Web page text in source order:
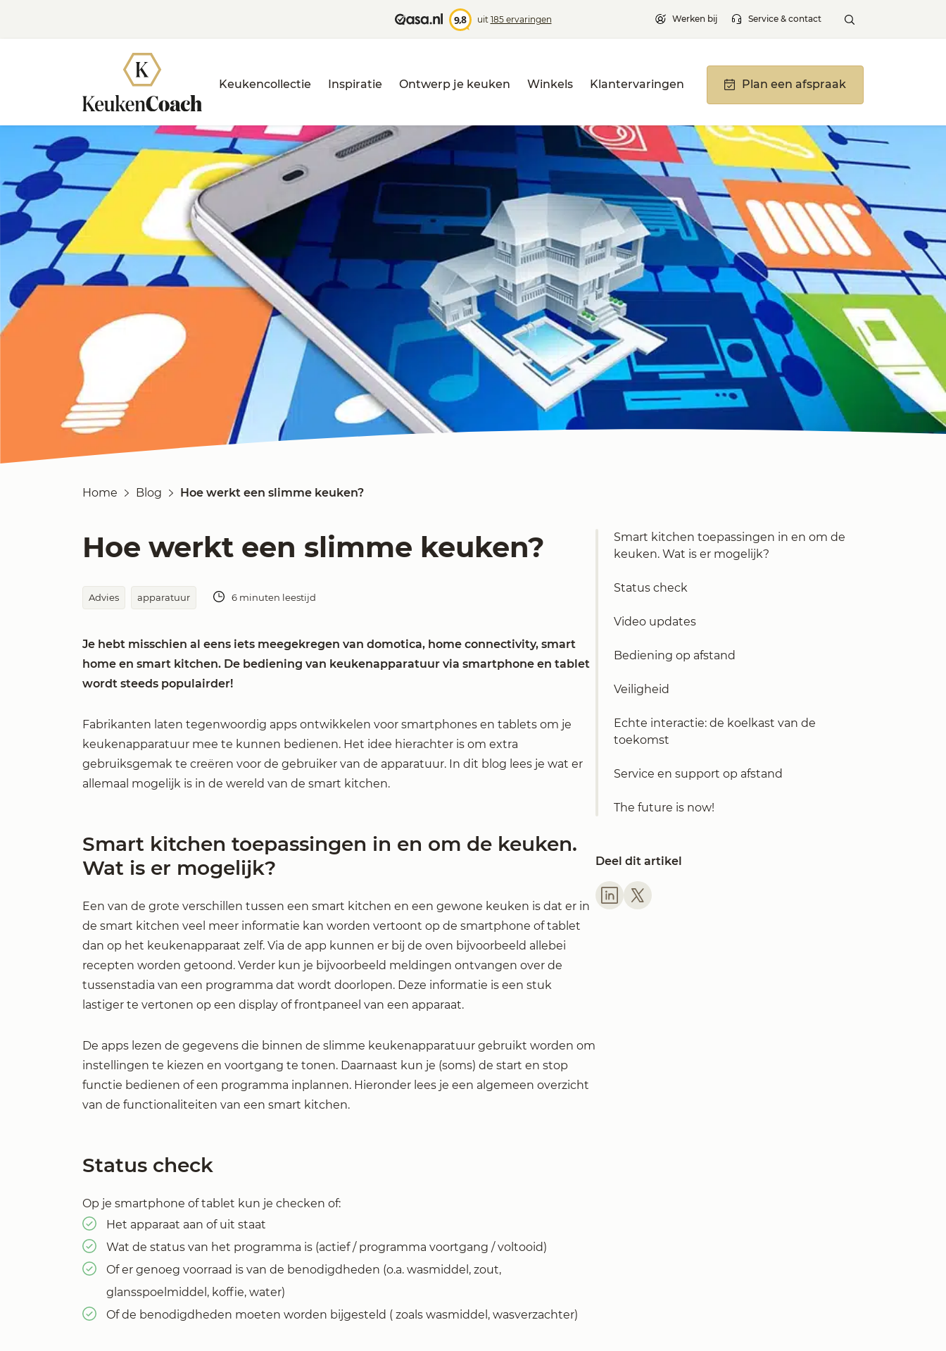
9,8 uit 185 ervaringen Werken bij Service & contact
Keukencollectie Inspiratie Ontwerp je keuken Winkels Klantervaringen Plan een afspraak
Home Blog Hoe werkt een slimme keuken?
Smart kitchen toepassingen in en om de
keuken. Wat is er mogelijk?
Status check
Video updates
Bediening op afstand
Veiligheid
Echte interactie: de koelkast van de
toekomst
Service en support op afstand
The future is now!
Deel dit artikel
Hoe werkt een slimme keuken?
Advies apparatuur 6 minuten leestijd
Je hebt misschien al eens iets meegekregen van domotica, home connectivity, smart
home en smart kitchen. De bediening van keukenapparatuur via smartphone en tablet
wordt steeds populairder!
Fabrikanten laten tegenwoordig apps ontwikkelen voor smartphones en tablets om je
keukenapparatuur mee te kunnen bedienen. Het idee hierachter is om extra
gebruiksgemak te creëren voor de gebruiker van de apparatuur. In dit blog lees je wat er
allemaal mogelijk is in de wereld van de smart kitchen.
Smart kitchen toepassingen in en om de keuken.
Wat is er mogelijk?
Een van de grote verschillen tussen een smart kitchen en een gewone keuken is dat er in
de smart kitchen veel meer informatie kan worden vertoont op de smartphone of tablet
dan op het keukenapparaat zelf. Via de app kunnen er bij de oven bijvoorbeeld allebei
recepten worden getoond. Verder kun je bijvoorbeeld meldingen ontvangen over de
tussenstadia van een programma dat wordt doorlopen. Deze informatie is een stuk
lastiger te vertonen op een display of frontpaneel van een apparaat.
De apps lezen de gegevens die binnen de slimme keukenapparatuur gebruikt worden om
instellingen te kiezen en voortgang te tonen. Daarnaast kun je (soms) de start en stop
functie bedienen of een programma inplannen. Hieronder lees je een algemeen overzicht
van de functionaliteiten van een smart kitchen.
Status check
Op je smartphone of tablet kun je checken of:
Het apparaat aan of uit staat
Wat de status van het programma is (actief / programma voortgang / voltooid)
Of er genoeg voorraad is van de benodigdheden (o.a. wasmiddel, zout,
glansspoelmiddel, koffie, water)
Of de benodigdheden moeten worden bijgesteld ( zoals wasmiddel, wasverzachter)